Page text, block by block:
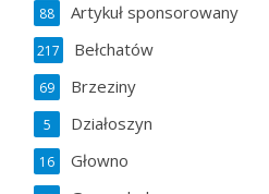
Artykuł sponsorowany
88
Bełchatów
217
Brzeziny
69
Działoszyn
5
Głowno
16